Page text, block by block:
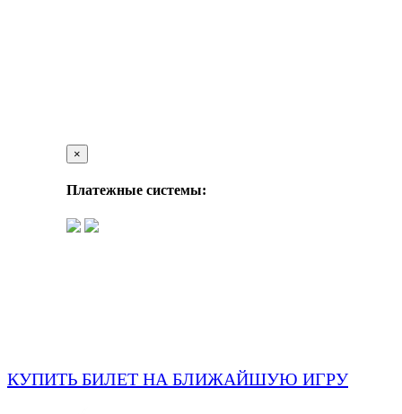
×
Платежные системы:
КУПИТЬ БИЛЕТ НА БЛИЖАЙШУЮ ИГРУ